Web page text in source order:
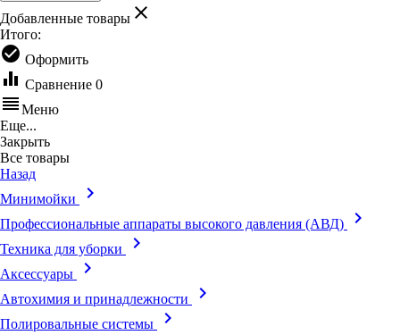
Добавленные товары clear
Итого:
check_circle Оформить
equalizer Сравнение 0
reorderМеню
Еще...
Закрыть
Все товары
Назад
Минимойки
keyboard_arrow_right
Профессиональные аппараты высокого давления (АВД) keyboard_arrow_right
Техника для уборки keyboard_arrow_right
Аксессуары keyboard_arrow_right
Автохимия и принадлежности keyboard_arrow_right
Полировальные системы keyboard_arrow_right